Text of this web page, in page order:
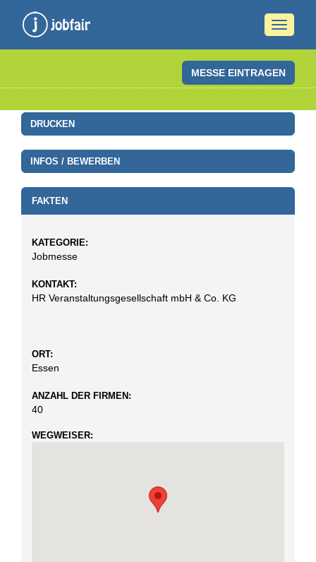
MESSE EINTRAGEN
DRUCKEN
INFOS / BEWERBEN
FAKTEN
KATEGORIE:
Jobmesse
KONTAKT:
HR Veranstaltungsgesellschaft mbH & Co. KG
ORT:
Essen
ANZAHL DER FIRMEN:
40
WEGWEISER: